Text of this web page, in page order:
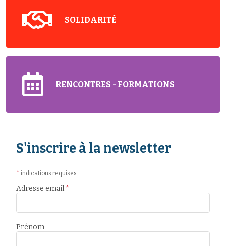
SOLIDARITÉ
RENCONTRES - FORMATIONS
S'inscrire à la newsletter
* indications requises
Adresse email *
Prénom